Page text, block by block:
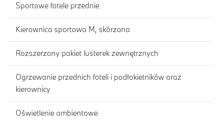
Sportowe fotele przednie
Kierownica sportowa M, skórzana
Rozszerzony pakiet lusterek zewnętrznych
Ogrzewanie przednich foteli i podłokietników oraz
kierownicy
Oświetlenie ambientowe